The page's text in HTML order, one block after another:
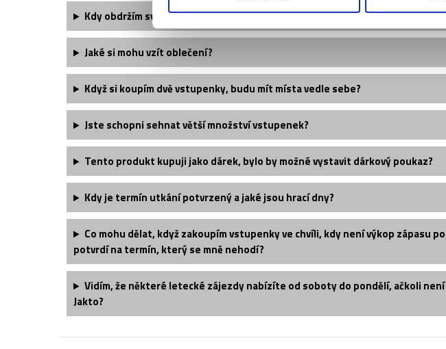
Kdy obdržím své vstupenky?
Jaké si mohu vzít oblečení?
Když si koupím dvě vstupenky, budu mít místa vedle sebe?
Jste schopni sehnat větší množství vstupenek?
Tento produkt kupuji jako dárek, bylo by možné vystavit dárkový poukaz?
Kdy je termín utkání potvrzený a jaké jsou hrací dny?
Co mohu dělat, když zakoupím vstupenky ve chvíli, kdy není výkop zápasu
potvrdí na termín, který se mně nehodí?
Vidím, že některé letecké zájezdy nabízíte od soboty do pondělí, ačkoli
Jakto?